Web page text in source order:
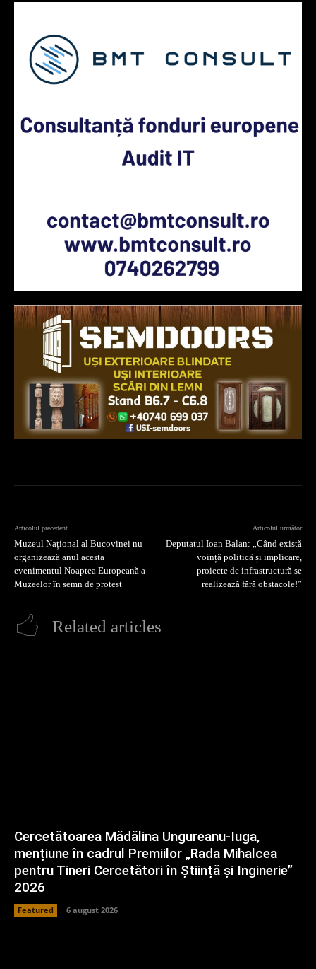
Articolul precedent
Muzeul Național al Bucovinei nu
organizează anul acesta
evenimentul Noaptea Europeană a
Muzeelor în semn de protest
Articolul următor
Deputatul Ioan Balan: „Când există
voință politică și implicare,
proiecte de infrastructură se
realizează fără obstacole!”
Related articles
Cercetătoarea Mădălina Ungureanu-Iuga,
mențiune în cadrul Premiilor „Rada Mihalcea
pentru Tineri Cercetători în Știință și Inginerie”
2026
Featured 6 august 2026